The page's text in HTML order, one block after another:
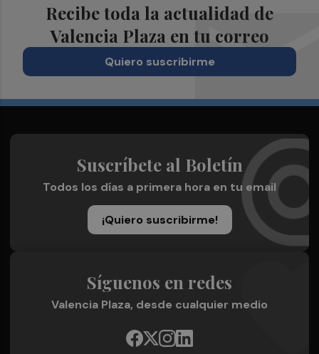
Recibe toda la actualidad de
Valencia Plaza en tu correo
Quiero suscribirme
Suscríbete al Boletín
Todos los días a primera hora en tu email
¡Quiero suscribirme!
Síguenos en redes
Valencia Plaza, desde cualquier medio